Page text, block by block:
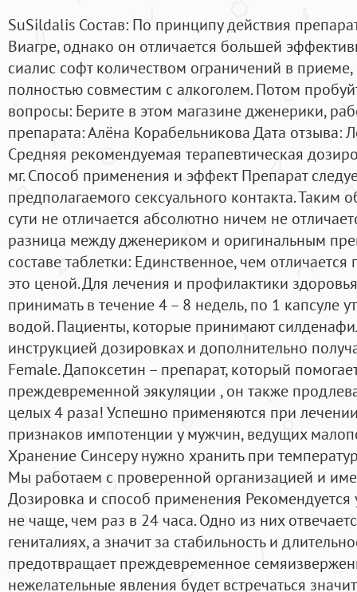
SuSildalis Состав: По принципу действия
Виагре, однако он отличается большей
сиалис софт количеством ограничений в
полностью совместим с алкоголем. Потом
вопросы: Берите в этом магазине дженерики,
препарата: Алёна Корабельникова Дата отзыва:
Средняя рекомендуемая терапевтическая
мг. Способ применения и эффект Препарат
предполагаемого сексуального контакта. Таким
сути не отличается абсолютно ничем не
разница между дженериком и оригинальным
составе таблетки: Единственное, чем отличается
это ценой. Для лечения и профилактики
принимать в течение 4 – 8 недель, по 1 капсуле
водой. Пациенты, которые принимают
инструкцией дозировках и дополнительно
Female. Дапоксетин – препарат, который
преждевременной эякуляции , он также
целых 4 раза! Успешно применяются при
признаков импотенции у мужчин, ведущих
Хранение Синсеру нужно хранить при
Мы работаем с проверенной организацией и
Дозировка и способ применения Рекомендуется
не чаще, чем раз в 24 часа. Одно из них
гениталиях, а значит за стабильность и
предотвращает преждевременное
нежелательные явления будет встречаться